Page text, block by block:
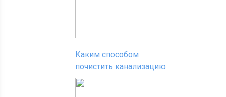
Каким способом
почистить канализацию